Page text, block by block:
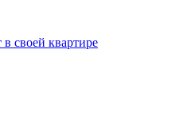
своей квартире